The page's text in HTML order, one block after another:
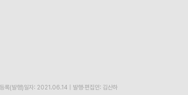
등록(발행)일자: 2021.06.14
발행·편집인: 김산하